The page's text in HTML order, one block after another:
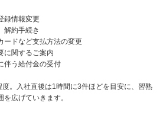
録情報変更
解約手続き
ードなど支払方法の変更
に関するご案内
伴う給付金の受付
。入社直後は1時間に3件ほどを目安に、習熟
広げていきます。